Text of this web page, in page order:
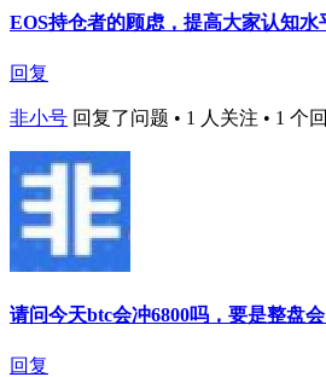
EOS持仓者的顾虑，提高大家认知水
回复
非小号 回复了问题 • 1 人关注 • 1 个
请问今天btc会冲6800吗，要是整盘
回复